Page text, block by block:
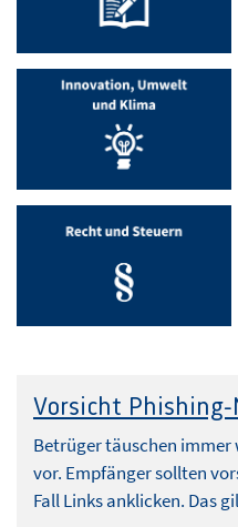
Vorsicht Phishing-
Betrüger täuschen immer
vor. Empfänger sollten
Fall Links anklicken. Das